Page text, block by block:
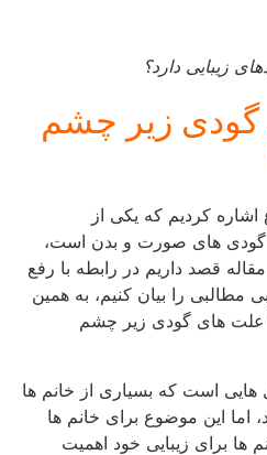
زیبایی دارد؟
گودی زیر چشم
کردیم که یکی از
های صورت و بدن است،
قصد داریم در رابطه با رفع
را بیان کنیم، به همین
علت های گودی زیر چشم
است که بسیاری از خانم ها
این موضوع برای خانم ها
برای زیبایی خود اهمیت